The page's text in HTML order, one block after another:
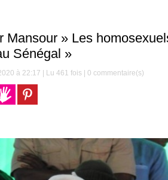
Mansour » Les
Sénégal »
à 22:17 | Lu 461 fois |0 commentaire(s)